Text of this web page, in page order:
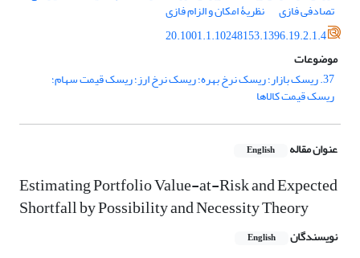
تصادفی فازی
نظریۀ امکان و الزام فازی
20.1001.1.10248153.1396.19.2.1.4
موضوعات
37. ریسک بازار؛ ریسک نرخ بهره؛ ریسک نرخ ارز؛ ریسک قیمت سهام؛
ریسک قیمت کالاها
عنوان مقاله English
Estimating Portfolio Value-at-Risk and Expected
Shortfall by Possibility and Necessity Theory
نویسندگان English